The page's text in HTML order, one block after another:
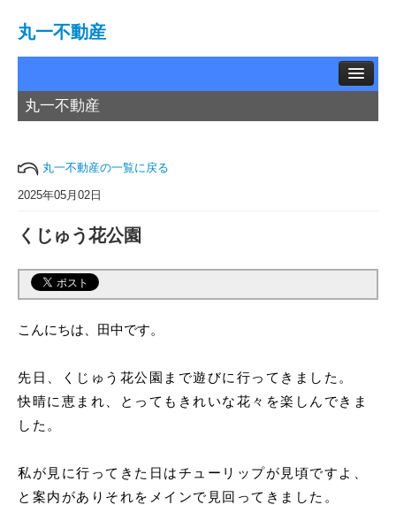
丸一不動産
申込書ダウンロード
丸一不動産
丸一不動産の一覧に戻る
2025年05月02日
くじゅう花公園
こんにちは、田中です。
先日、くじゅう花公園まで遊びに行ってきました。
快晴に恵まれ、とってもきれいな花々を楽しんできま
した。
私が見に行ってきた日はチューリップが見頃ですよ、
と案内がありそれをメインで見回ってきました。